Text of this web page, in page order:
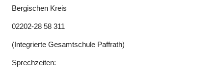
Bergischen Kreis
02202-28 58 311
(Integrierte Gesamtschule Paffrath)
Sprechzeiten: